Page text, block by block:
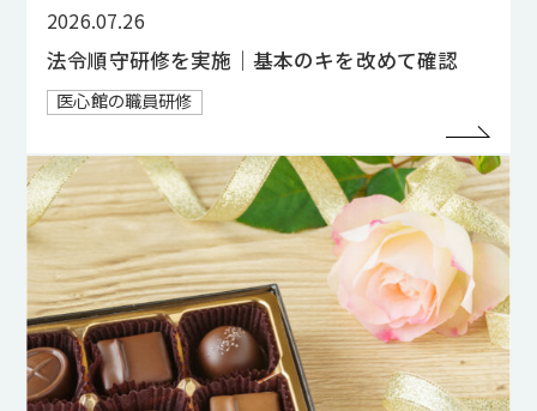
2026.07.26
法令順守研修を実施｜基本のキを改めて確認
医心館の職員研修